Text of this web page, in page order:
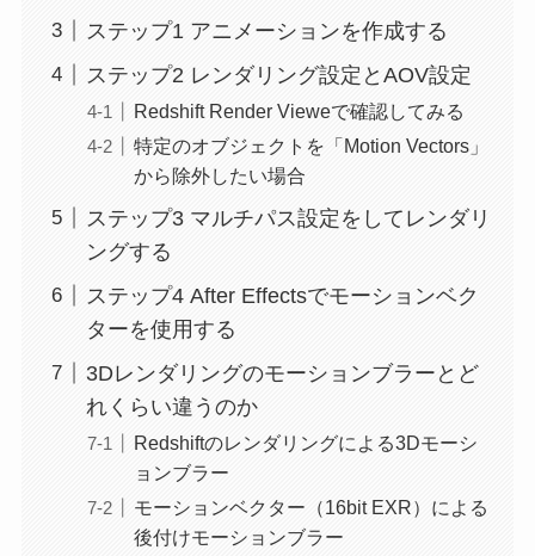
ステップ1 アニメーションを作成する
ステップ2 レンダリング設定とAOV設定
Redshift Render Vieweで確認してみる
特定のオブジェクトを「Motion Vectors」
から除外したい場合
ステップ3 マルチパス設定をしてレンダリ
ングする
ステップ4 After Effectsでモーションベク
ターを使用する
3Dレンダリングのモーションブラーとど
れくらい違うのか
Redshiftのレンダリングによる3Dモーシ
ョンブラー
モーションベクター（16bit EXR）による
後付けモーションブラー